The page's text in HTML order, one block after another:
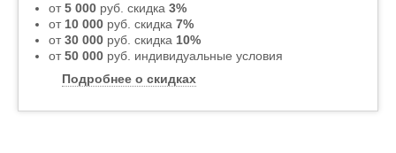
от5 000 руб. скидка 3%
от 10 000 руб. скидка 7%
от30 000 руб. скидка 10%
от50 000 руб. индивидуальные условия
Подробнее о скидках